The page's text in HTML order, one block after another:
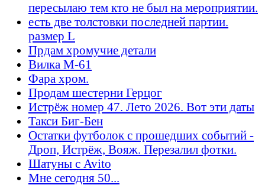
пересылаю тем кто не был на мероприятии.
есть две толстовки последней партии.
размер L
Прдам хромучие детали
Вилка М-61
Фара хром.
Продам шестерни Герцог
Истрёж номер 47. Лето 2026. Вот эти даты
Такси Биг-Бен
Остатки футболок с прошедших событий -
Дроп, Истрёж, Вояж. Перезалил фотки.
Шатуны с Avito
Мне сегодня 50...